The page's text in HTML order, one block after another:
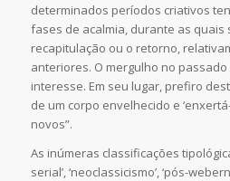
determinados períodos criativos
fases de acalmia, durante as quais
recapitulação ou o retorno,
anteriores. O mergulho no
interesse. Em seu lugar, prefiro
de um corpo envelhecido e
novos”.
As inúmeras classificações
serial’, ‘neoclassicismo’, ‘pós-